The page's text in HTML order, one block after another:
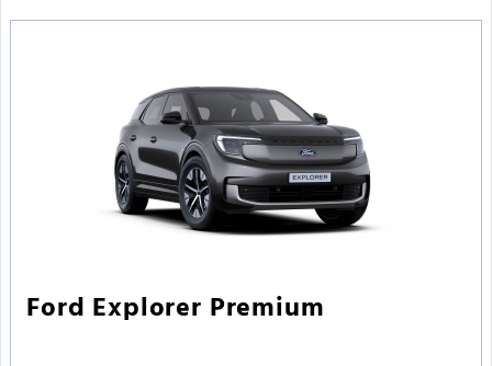
Ford Explorer Premium